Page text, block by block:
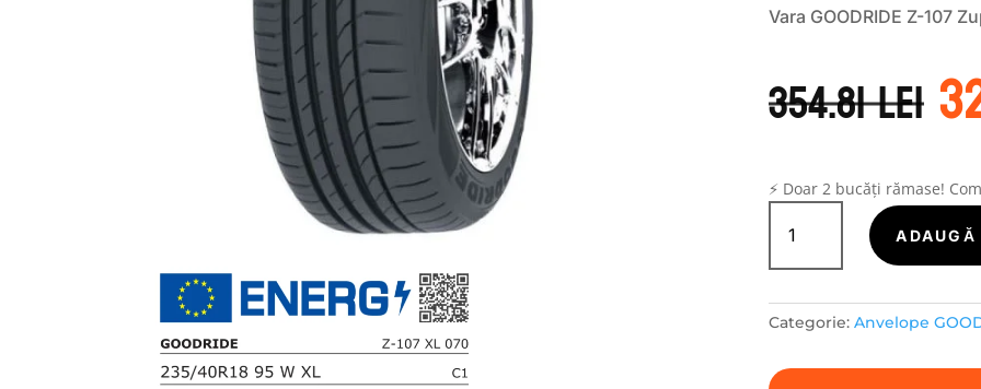
Vara GOODRIDE Z-107
354.81leia
⚡ Doar 2 bucăți rămase!
Cantitate
GOODRIDE
ZUPERECO
107
235/40R18
95W
ADAUGĂ
Categorie: Anvelope